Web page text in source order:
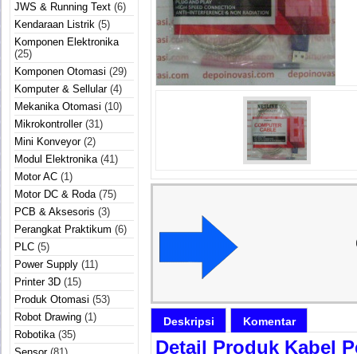
JWS & Running Text (6)
Kendaraan Listrik (5)
Komponen Elektronika
(25)
Komponen Otomasi (29)
Komputer & Sellular(4)
Mekanika Otomasi (10)
Mikrokontroller(31)
Mini Konveyor(2)
Modul Elektronika(41)
Motor AC (1)
Motor DC & Roda(75)
PCB & Aksesoris (3)
Perangkat Praktikum (6)
PLC (5)
Power Supply (11)
Printer 3D (15)
Produk Otomasi (53)
Robot Drawing (1)
Robotika(35)
Deskripsi Komentar
Detail Produk Kabel